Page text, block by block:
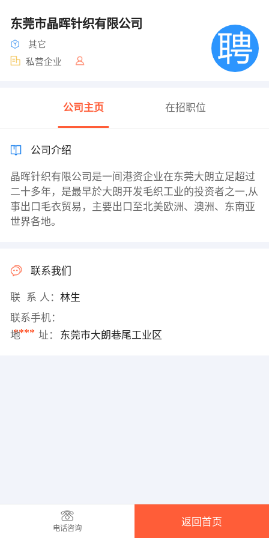
东莞市晶晖针织有限公司
其它
私营企业
公司主页 在招职位
公司介绍
晶晖针织有限公司是一间港资企业在东莞大朗立足超过
二十多年，是最早於大朗开发毛织工业的投资者之一,从
事出口毛衣贸易，主要出口至北美欧洲、澳洲、东南亚
世界各地。
联系我们
联 系 人： 林生
联系手机：
****
地 址： 东莞市大朗巷尾工业区
电话咨询
返回首页